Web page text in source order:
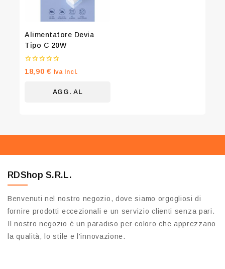
Alimentatore Devia
Tipo C 20W
0
su
18,90€ Iva Incl.
AGG. AL
RDShop S.R.L.
Benvenuti nel nostro negozio, dove siamo orgogliosi di
fornire prodotti eccezionali e un servizio clienti senza pari.
Il nostro negozio è un paradiso per coloro che apprezzano
la qualità, lo stile e l'innovazione.